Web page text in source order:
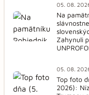
05. 08.
Na
Zahynuli
05. 08.
Top foto
2026):